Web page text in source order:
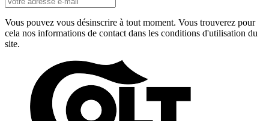
Vous pouvez vous désinscrire à tout moment. Vous trouverez pour
cela nos informations de contact dans les conditions d'utilisation du
site.